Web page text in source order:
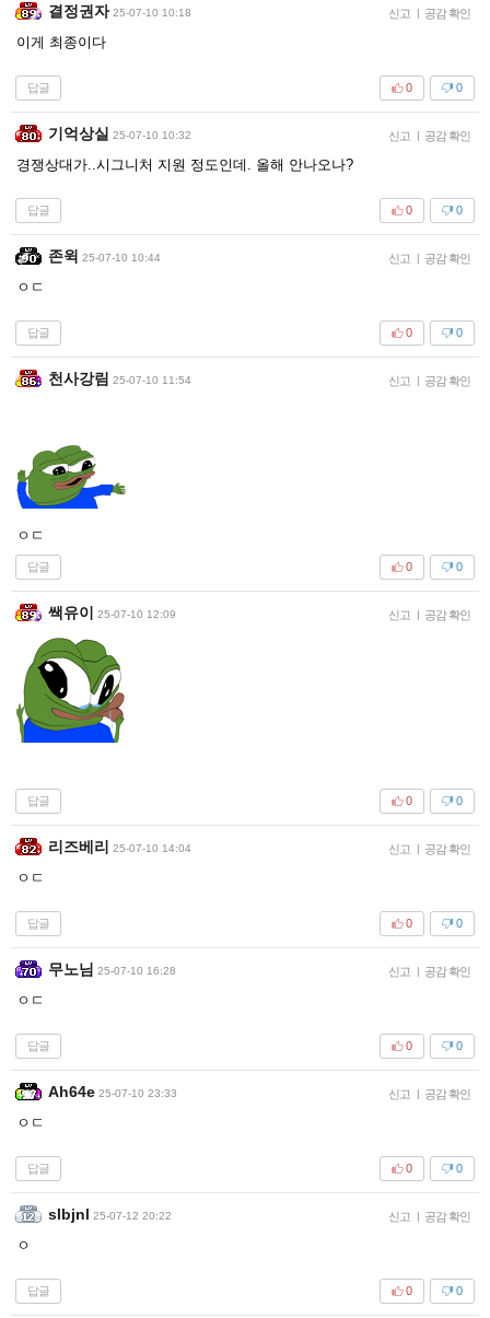
결정권자 25-07-10 10:18 신고 | 공감 확인
이게 최종이다
답글 0
0
기억상실 25-07-10 10:32 신고 | 공감 확인
경쟁상대가..시그니처 지원 정도인데. 올해 안나오나?
답글 0
0
존윅 25-07-10 10:44 신고 | 공감 확인
ㅇㄷ
답글 0
0
천사강림 25-07-10 11:54 신고 | 공감 확인
ㅇㄷ
답글 0
0
쌕유이 25-07-10 12:09 신고 | 공감 확인
답글 0
0
리즈베리 25-07-10 14:04 신고 | 공감 확인
ㅇㄷ
답글 0
0
무노님 25-07-10 16:28 신고 | 공감 확인
ㅇㄷ
답글 0
0
Ah64e 25-07-10 23:33 신고 | 공감 확인
ㅇㄷ
답글 0
0
slbjnl 25-07-12 20:22 신고 | 공감 확인
ㅇ
답글 0
0